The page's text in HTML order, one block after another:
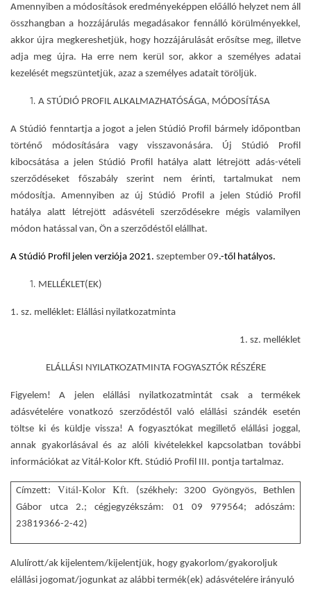
Amennyiben a módosítások eredményeképpen előálló helyzet nem áll
összhangban a hozzájárulás megadásakor fennálló körülményekkel,
akkor újra megkereshetjük, hogy hozzájárulását erősítse meg, illetve
adja meg újra. Ha erre nem kerül sor, akkor a személyes adatai
kezelését megszüntetjük, azaz a személyes adatait töröljük.
A STÚDIÓ PROFIL ALKALMAZHATÓSÁGA, MÓDOSÍTÁSA
A Stúdió fenntartja a jogot a jelen Stúdió Profil bármely időpontban
történő módosítására vagy visszavonására. Új Stúdió Profil
kibocsátása a jelen Stúdió Profil hatálya alatt létrejött adás-vételi
szerződéseket főszabály szerint nem érinti, tartalmukat nem
módosítja. Amennyiben az új Stúdió Profil a jelen Stúdió Profil
hatálya alatt létrejött adásvételi szerződésekre mégis valamilyen
módon hatással van, Ön a szerződéstől elállhat.
A Stúdió Profil jelen verziója 2021. szeptember 09.-től hatályos.
MELLÉKLET(EK)
1. sz. melléklet: Elállási nyilatkozatminta
1. sz. melléklet
ELÁLLÁSI NYILATKOZATMINTA FOGYASZTÓK RÉSZÉRE
Figyelem! A jelen elállási nyilatkozatmintát csak a termékek
adásvételére vonatkozó szerződéstől való elállási szándék esetén
töltse ki és küldje vissza! A fogyasztókat megillető elállási joggal,
annak gyakorlásával és az alóli kivételekkel kapcsolatban további
információkat az Vitál-Kolor Kft. Stúdió Profil III. pontja tartalmaz.
Címzett: Vitál-Kolor Kft. (székhely:
3200 Gyöngyös, Bethlen
Gábor utca 2.; cégjegyzékszám:
01 09 979564; adószám:
23819366-2-42)
Alulírott/ak kijelentem/kijelentjük, hogy gyakorlom/gyakoroljuk
elállási jogomat/jogunkat az alábbi termék(ek) adásvételére irányuló